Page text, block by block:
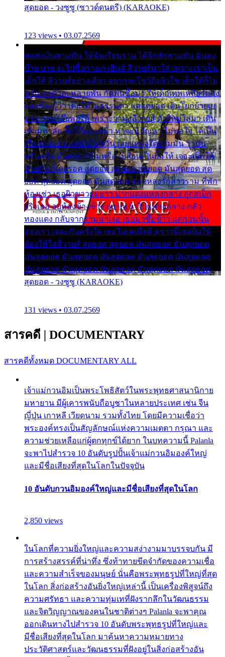
สุดยอด - วงซูซู (ซาวด์ดนตรี) (KARAOKE)
123 views • 03.07.2569
พ่อส่งเงินสามพัน ให้ฉันเรียนราม ได้อีกสักสามพัน ฉันคง
บ๊าย บาย จะไปซื้อกางเกงยีนส์ ลีวายส์มาใส่ เพราะเราเป็น
เด็กใต้ ลีวายส์อย่างเดียว อยากจะโชว์ถึงหิวโซ เด็กใต้ก็ไม่
หวั่น ตกตัวละหลายพัน กัดฟันซื้อมา ให้เด็กเทพเหลียวมอง
และต้องรู้ว่า เด็กใต้ไม่ธรรมดา แต่สุดยอด เดินโยกย้ายเย
ยวน กวนโอ๊ยพอได้ เพราะว่านุ่งลีวายส์ ตัวใหม่ใส่มา เดิน
เข้ามหาลัย จิ๊กโก๊มองหน้า ท่าจะมีปัญหา ไม่พอใจ ได้เป็น
เรื่องแน่นอน แต่ฉันไม่หวั่น เลยแหลงใต้ถามมัน ว่ามัน
พรั่นพรือ มันตอบว่าไม่พรื่อ เปลี่ยนเป็นยิ้มให้ เจอะเด็กใต้
ด้วยกัน ก็เลยรอด สุดยอด สุดยอด สุดยอด มันสุดยอด สุด
ยอด สุดยอด สุดยอด มันสุดยอด แอบหลงรักสาวราม ที่พัก
ห้องเช่า เธอผิวขาวผมยาว ปากแดงแหลงกลาง ถูกสเป็ก
จริงเธอ อยู่ห้องข้างข้าง อยากเข้าไปแหลงกลาง กลัว
ทองแดง กลับจากรามมาเจอ เธอมาซื้อข้าว แต่ก่อนนั้น
สองเรา เจอะกันครั้งใด เธอไม่เคยไยดี คราวนี้เธอยิ้มให้
ต้องให้ใส่ลีวายส์ สุดยอด สุดยอด มันสุดยอด มันสุดยอด
มันสุดยอด มันสุดยอด มันสุดยอด มันสุดยอด มันสุดยอด
มันสุดยอด มันสุดยอด มันสุดยอด มันสุดยอด มันสุดยอด
สุดยอด - วงซูซู (KARAOKE)
131 views • 03.07.2569
สารคดี | DOCUMENTARY
สารคดีทั้งหมด DOCUMENTARY ALL
เจ้าแม่กวนอิมเป็นพระโพธิสัตว์ในพระพุทธศาสนานิกาย
มหายาน มีผู้เคารพนับถือบูชาในหลายประเทศ เช่น จีน
ญี่ปุ่น เกาหลี เวียดนาม รวมทั้งไทย โดยมีความเชื่อว่า
พระองค์ทรงเป็นสัญลักษณ์แห่งความเมตตา กรุณา และ
ความช่วยเหลือแก่ผู้ตกทุกข์ได้ยาก ในบทความนี้ Palanla
จะพาไปสำรวจ 10 อันดับรูปปั้นเจ้าแม่กวนอิมองค์ใหญ่
และมีชื่อเสียงที่สุดในโลกในปัจจุบัน
10 อันดับกวนอิมองค์ใหญ่และมีชื่อเสียงที่สุดในโลก
2,850 views
ในโลกที่ความยิ่งใหญ่และความสง่างามมาบรรจบกัน มี
การสร้างสรรค์ที่น่าทึ่ง ซึ่งท้าทายขีดจำกัดของความเชื่อ
และความสำเร็จของมนุษย์ นั่นคือพระพุทธรูปที่ใหญ่ที่สุด
ในโลก สิ่งก่อสร้างอันยิ่งใหญ่เหล่านี้ เป็นเครื่องพิสูจน์ถึง
ความศรัทธา และความทุ่มเทที่ฝังรากลึกในวัฒนธรรม
และจิตวิญญาณของคนในชาติต่างๆ Palanla จะพาคุณ
ออกเดินทางไปสำรวจ 10 อันดับพระพุทธรูปที่ใหญ่และ
มีชื่อเสียงที่สุดในโลก มาค้นหาความหมายทาง
ประวัติศาสตร์และวัฒนธรรมที่ฝังอยู่ในสิ่งก่อสร้างอัน